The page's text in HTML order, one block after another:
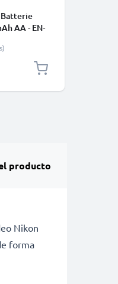
Batterie
AA - EN-
L820
producto
Nikon
forma